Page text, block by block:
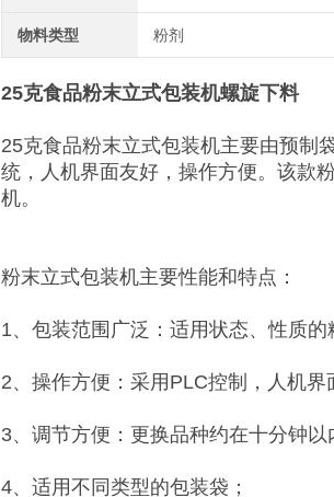
物料类型 粉剂
25克食品粉末立式包装机螺旋下料
25克食品粉末立式包装机主要由预制
统，人机界面友好，操作方便。该款
机。
粉末立式包装机主要性能和特点：
1、包装范围广泛：适用状态、性质的
2、操作方便：采用PLC控制，人机
3、调节方便：更换品种约在十分钟以
4、适用不同类型的包装袋；